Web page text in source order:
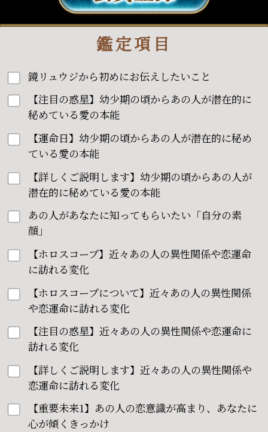
鑑定項目
鏡リュウジから初めにお伝えしたいこと
【注目の惑星】幼少期の頃からあの人が潜在的に
秘めている愛の本能
【運命日】幼少期の頃からあの人が潜在的に秘め
ている愛の本能
【詳しくご説明します】幼少期の頃からあの人が
潜在的に秘めている愛の本能
あの人があなたに知ってもらいたい「自分の素
顔」
【ホロスコープ】近々あの人の異性関係や恋運命
に訪れる変化
【ホロスコープについて】近々あの人の異性関係
や恋運命に訪れる変化
【注目の惑星】近々あの人の異性関係や恋運命に
訪れる変化
【詳しくご説明します】近々あの人の異性関係や
恋運命に訪れる変化
【重要未来1】あの人の恋意識が高まり、あなたに
心が傾くきっかけ